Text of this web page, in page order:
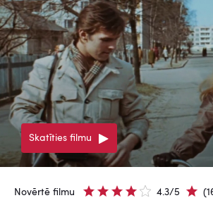
Skatīties filmu
Novērtē filmu 4.3/5